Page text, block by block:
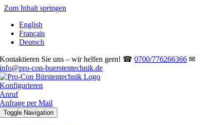
Zum Inhalt springen
English
Français
Deutsch
Kontaktieren Sie uns – wir helfen gern! ☎0700/776266366 ✉
info@pro-con-buerstentechnik.de
Konfigurieren
Anruf
Anfrage per Mail
Toggle Navigation